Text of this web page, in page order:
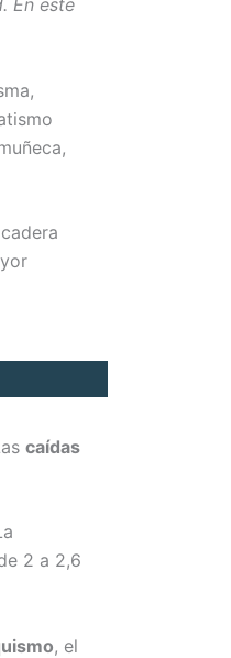
caídas
2 a 2,6
, el